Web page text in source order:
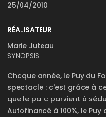
25/04/2010
RÉALISATEUR
Marie Juteau
SYNOPSIS
Chaque année, le Puy du
spectacle : c'est grâce à
que le parc parvient à
Autofinancé à 100%, le